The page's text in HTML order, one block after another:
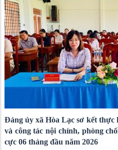
Đảng ủy xã Hòa Lạc sơ kết thực
và công tác nội chính, phòng
cực 06 tháng đầu năm 2026